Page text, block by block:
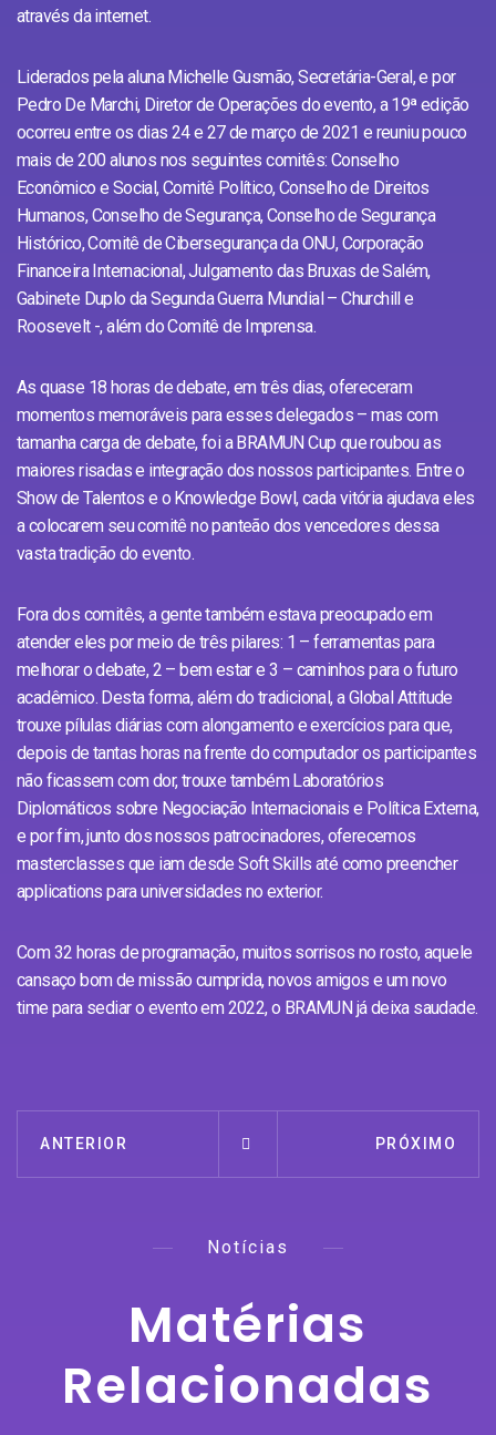
através da internet.
Liderados pela aluna Michelle Gusmão, Secretária-Geral, e por
Pedro De Marchi, Diretor de Operações do evento, a 19ª edição
ocorreu entre os dias 24 e 27 de março de 2021 e reuniu pouco
mais de 200 alunos nos seguintes comitês: Conselho
Econômico e Social, Comitê Político, Conselho de Direitos
Humanos, Conselho de Segurança, Conselho de Segurança
Histórico, Comitê de Cibersegurança da ONU, Corporação
Financeira Internacional, Julgamento das Bruxas de Salém,
Gabinete Duplo da Segunda Guerra Mundial – Churchill e
Roosevelt -, além do Comitê de Imprensa.
As quase 18 horas de debate, em três dias, ofereceram
momentos memoráveis para esses delegados – mas com
tamanha carga de debate, foi a BRAMUN Cup que roubou as
maiores risadas e integração dos nossos participantes. Entre o
Show de Talentos e o Knowledge Bowl, cada vitória ajudava eles
a colocarem seu comitê no panteão dos vencedores dessa
vasta tradição do evento.
Fora dos comitês, a gente também estava preocupado em
atender eles por meio de três pilares: 1 – ferramentas para
melhorar o debate, 2 – bem estar e 3 – caminhos para o futuro
acadêmico. Desta forma, além do tradicional, a Global Attitude
trouxe pílulas diárias com alongamento e exercícios para que,
depois de tantas horas na frente do computador os participantes
não ficassem com dor, trouxe também Laboratórios
Diplomáticos sobre Negociação Internacionais e Política Externa,
e por fim, junto dos nossos patrocinadores, oferecemos
masterclasses que iam desde Soft Skills até como preencher
applications para universidades no exterior.
Com 32 horas de programação, muitos sorrisos no rosto, aquele
cansaço bom de missão cumprida, novos amigos e um novo
time para sediar o evento em 2022, o BRAMUN já deixa saudade.
ANTERIOR PRÓXIMO
Notícias
Matérias
Relacionadas